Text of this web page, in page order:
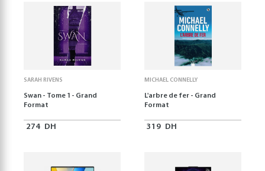
SARAH RIVENS
Swan - Tome 1 - Grand
Format
274 DH
MICHAEL CONNELLY
L'arbre de fer - Grand
Format
319 DH